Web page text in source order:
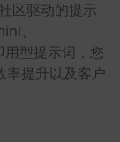
区驱动的提示
、
型提示词，您
率提升以及客户